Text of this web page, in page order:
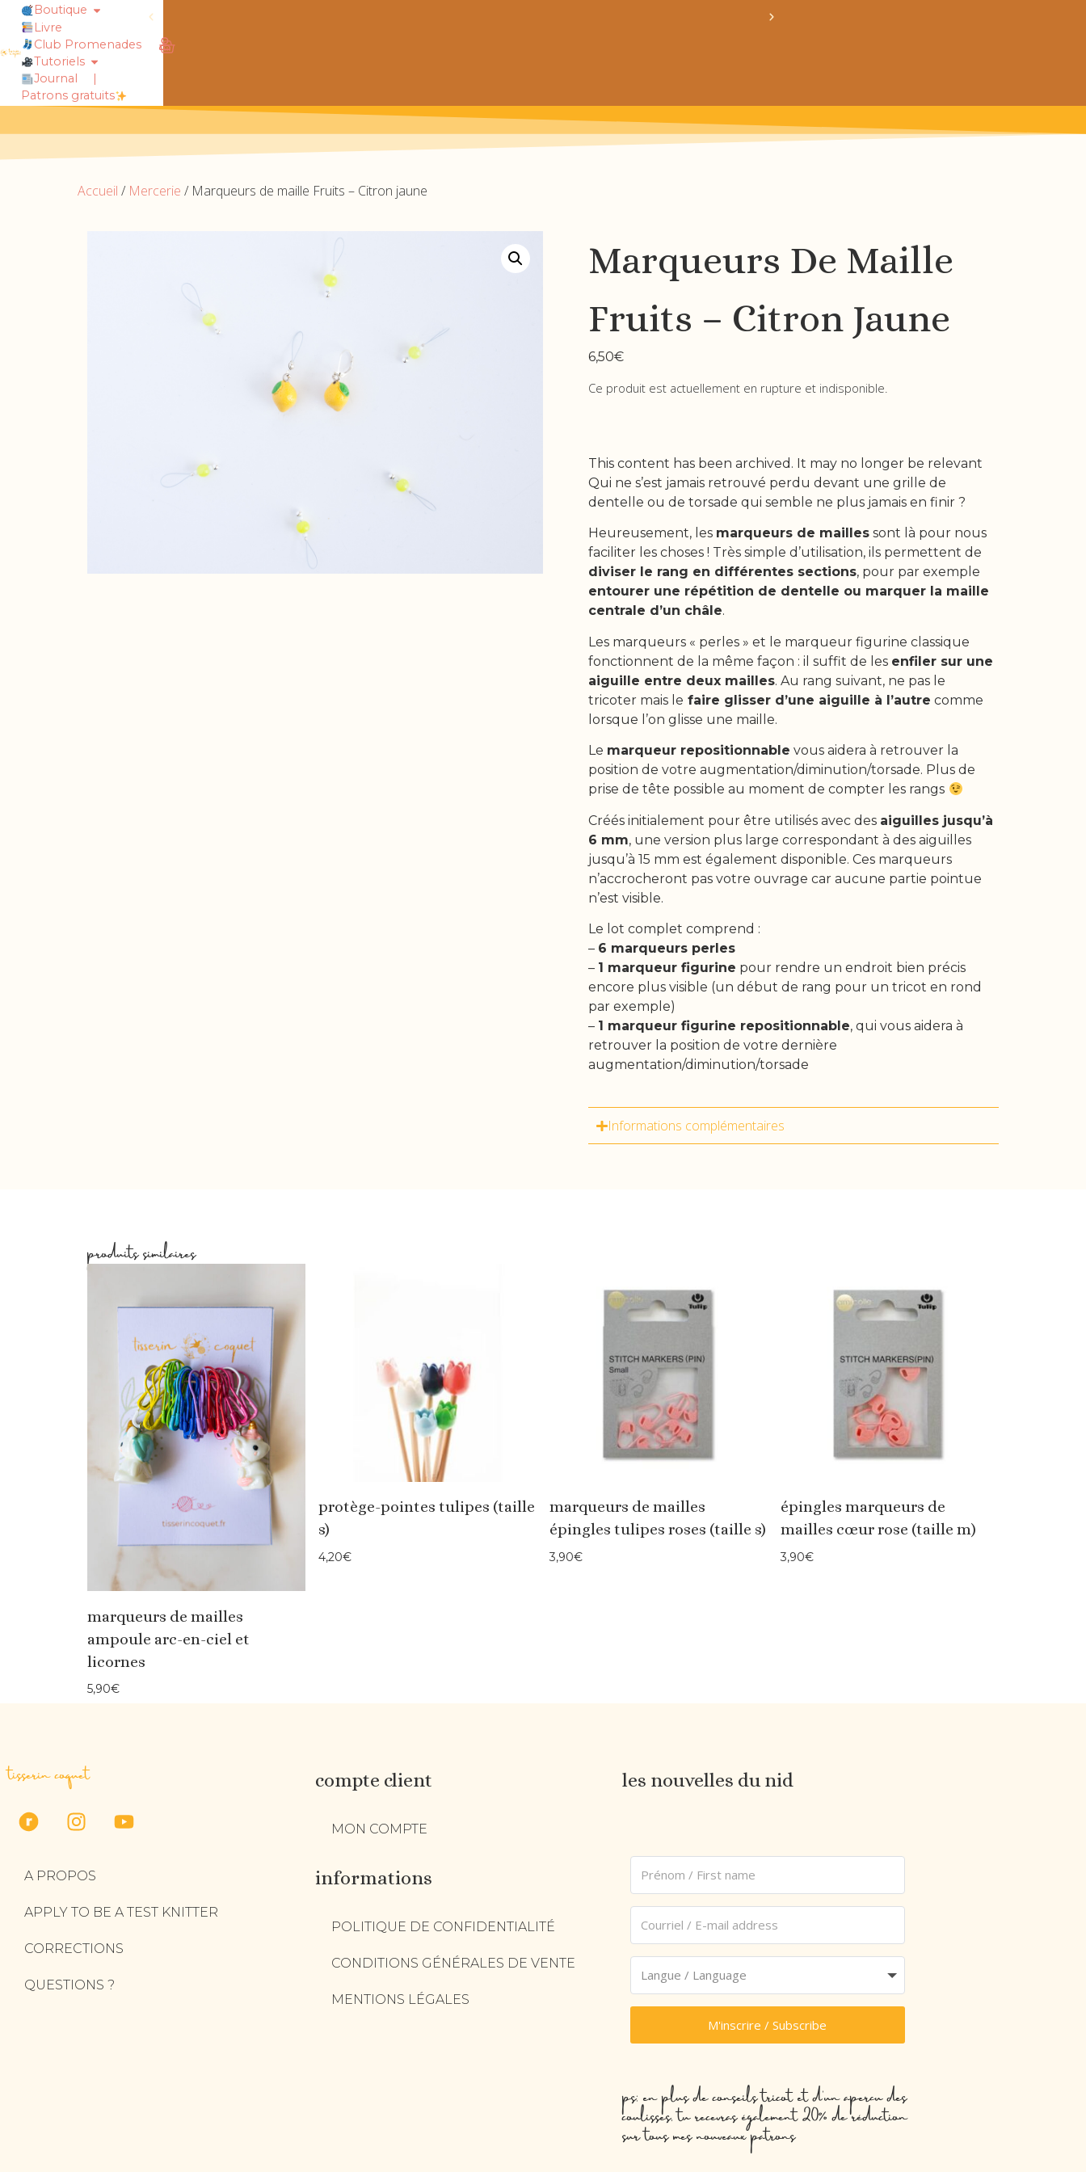
chaussettes douillettes :: le livre de chaussettes pour petits et grands
Boutique
Livre
Club Promenades
Tutoriels
Journal
|
Patrons gratuits
Accueil / Mercerie / Marqueurs de maille Fruits – Citron jaune
Marqueurs De Maille
Fruits – Citron Jaune
6,50€
Ce produit est actuellement en rupture et indisponible.
This content has been archived. It may no longer be relevant
Qui ne s’est jamais retrouvé perdu devant une grille de
dentelle ou de torsade qui semble ne plus jamais en finir ?
Heureusement, les marqueurs de mailles sont là pour nous
faciliter les choses ! Très simple d’utilisation, ils permettent de
diviser le rang en différentes sections, pour par exemple
entourer une répétition de dentelle ou marquer la maille
centrale d’un châle.
Les marqueurs « perles » et le marqueur figurine classique
fonctionnent de la même façon : il suffit de les enfiler sur une
aiguille entre deux mailles. Au rang suivant, ne pas le
tricoter mais le faire glisser d’une aiguille à l’autre comme
lorsque l’on glisse une maille.
Le marqueur repositionnable vous aidera à retrouver la
position de votre augmentation/diminution/torsade. Plus de
prise de tête possible au moment de compter les rangs
Créés initialement pour être utilisés avec des aiguilles jusqu’à
6 mm, une version plus large correspondant à des aiguilles
jusqu’à 15 mm est également disponible. Ces marqueurs
n’accrocheront pas votre ouvrage car aucune partie pointue
n’est visible.
Le lot complet comprend :
– 6 marqueurs perles
– 1 marqueur figurine pour rendre un endroit bien précis
encore plus visible (un début de rang pour un tricot en rond
par exemple)
– 1 marqueur figurine repositionnable, qui vous aidera à
retrouver la position de votre dernière
augmentation/diminution/torsade
Informations complémentaires
produits similaires
marqueurs de mailles
ampoule arc-en-ciel et
licornes
5,90€
protège-pointes tulipes (taille
s)
4,20€
marqueurs de mailles
épingles tulipes roses (taille s)
3,90€
épingles marqueurs de
mailles cœur rose (taille m)
3,90€
tisserin coquet
A PROPOS
APPLY TO BE A TEST KNITTER
CORRECTIONS
QUESTIONS ?
compte client
MON COMPTE
informations
POLITIQUE DE CONFIDENTIALITÉ
CONDITIONS GÉNÉRALES DE VENTE
MENTIONS LÉGALES
les nouvelles du nid
M'inscrire / Subscribe
ps: en plus de conseils tricot et d’un aperçu des
coulisses, tu recevras également 20% de réduction
sur tous mes nouveaux patrons